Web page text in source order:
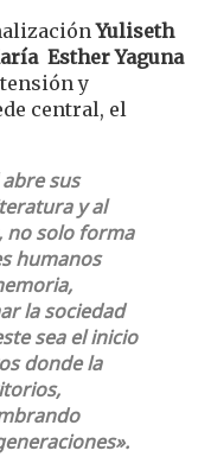
Yuliseth
Esther Yaguna
y
central, el
sus
y al
no solo forma
humanos
la sociedad
sea el inicio
donde la